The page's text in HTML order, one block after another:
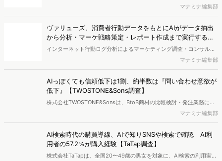
自の大規模生活者意識調査データを掛け合わせて、テレビ広告のデー
タ集計や広告効果の分析ができるダッシュボード「Rasta!
（Resourceful Analysis System of TV Audience：ラスタ）」の機能
を拡充し、放送局への提供を開始したことを発表しました。
マナミナ編集部
ヴァリューズ、消費者行動データをもとにAIがデータ抽出
から分析・マーケ戦略策定・レポート作成まで実行する
「Dockpit AIエージェント」を提供開始
インターネット行動ログ分析によるマーケティング調査・コンサルテ
ィングサービスを提供する株式会社ヴァリューズは、国内最大規模
250万人のWeb行動ログデータを基盤としたマーケティングリサーチ
エンジン「Dockpit（ドックピット）」の新機能として、AIが市場分
析から仮説構築、レポート作成までを自律的にサポートする
「Dockpit AIエージェント」の提供を開始いたしました。
マナミナ編集部
AIっぽくても信頼低下は1割、約半数は『問い合わせ意欲が
低下』【TWOSTONE&Sons調査】
株式会社TWOSTONE&Sonsは、BtoB商材の比較検討・発注業務に携
わる担当者を対象に、コンテンツのAIっぽさに関する意識調査を実施
し、結果を公開しました。
マナミナ編集部
AI検索時代の購買導線、AIで知りSNSや検索で確認 AI利
用者の57.2％が購入経験【TaTap調査】
株式会社TaTapは、全国20〜49歳の男女を対象に、AI検索の利用実態